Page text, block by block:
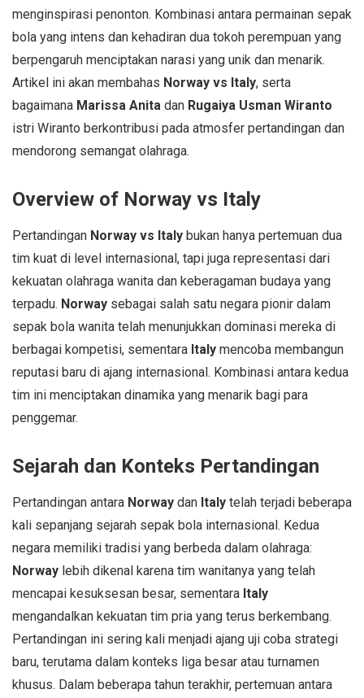
menginspirasi penonton. Kombinasi antara permainan sepak
bola yang intens dan kehadiran dua tokoh perempuan yang
berpengaruh menciptakan narasi yang unik dan menarik.
Artikel ini akan membahas Norway vs Italy, serta
bagaimana Marissa Anita dan Rugaiya Usman Wiranto
istri Wiranto berkontribusi pada atmosfer pertandingan dan
mendorong semangat olahraga.
Overview of Norway vs Italy
Pertandingan Norway vs Italy bukan hanya pertemuan dua
tim kuat di level internasional, tapi juga representasi dari
kekuatan olahraga wanita dan keberagaman budaya yang
terpadu. Norway sebagai salah satu negara pionir dalam
sepak bola wanita telah menunjukkan dominasi mereka di
berbagai kompetisi, sementara Italy mencoba membangun
reputasi baru di ajang internasional. Kombinasi antara kedua
tim ini menciptakan dinamika yang menarik bagi para
penggemar.
Sejarah dan Konteks Pertandingan
Pertandingan antara Norway dan Italy telah terjadi beberapa
kali sepanjang sejarah sepak bola internasional. Kedua
negara memiliki tradisi yang berbeda dalam olahraga:
Norway lebih dikenal karena tim wanitanya yang telah
mencapai kesuksesan besar, sementara Italy
mengandalkan kekuatan tim pria yang terus berkembang.
Pertandingan ini sering kali menjadi ajang uji coba strategi
baru, terutama dalam konteks liga besar atau turnamen
khusus. Dalam beberapa tahun terakhir, pertemuan antara